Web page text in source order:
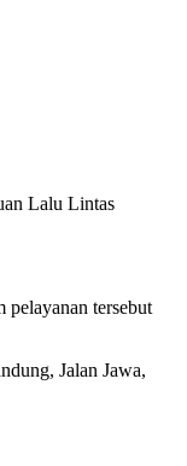
Lalu Lintas
pelayanan tersebut
Jalan Jawa,